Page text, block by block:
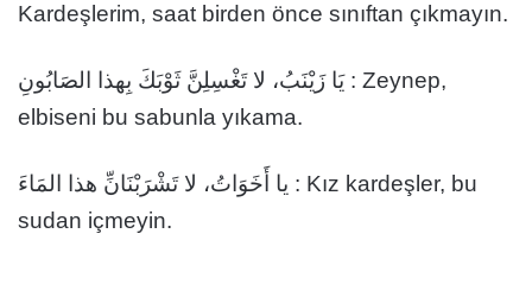
Kardeşlerim, saat birden önce sınıftan çıkmayın.
يَا زَيْنَبُ، لا تَغْسِلِنَّ ثَوْبَكَ بِهذا الصَابُونِ : Zeynep,
elbiseni bu sabunla yıkama.
يا أَخَوَاتُ، لا تَشْرَبْنَانِّ هذا المَاءَ : Kız kardeşler, bu
sudan içmeyin.